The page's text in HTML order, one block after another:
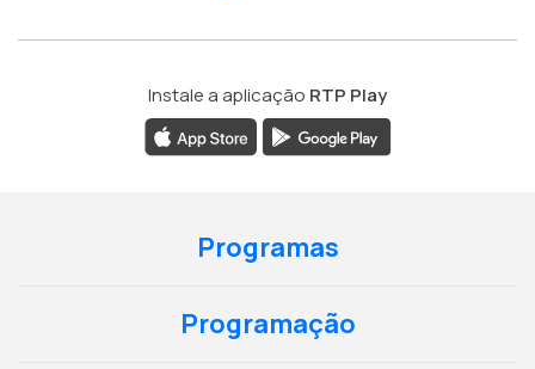
Instale a aplicação RTP Play
Programas
Programação